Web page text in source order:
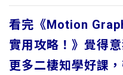
看完《Motion
實用攻略！》覺得
更多二棲知學好課